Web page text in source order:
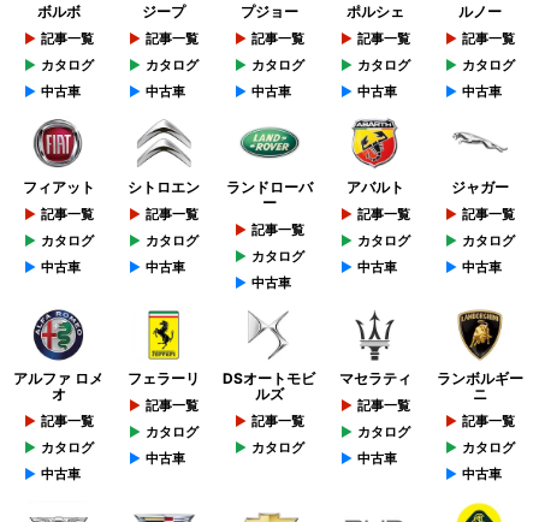
ボルボ
記事一覧
カタログ
中古車
ジープ
記事一覧
カタログ
中古車
プジョー
記事一覧
カタログ
中古車
ポルシェ
記事一覧
カタログ
中古車
ルノー
記事一覧
カタログ
中古車
フィアット
記事一覧
カタログ
中古車
シトロエン
記事一覧
カタログ
中古車
ランドローバ
ー
記事一覧
カタログ
中古車
アバルト
記事一覧
カタログ
中古車
ジャガー
記事一覧
カタログ
中古車
アルファ ロメ
オ
記事一覧
カタログ
中古車
フェラーリ
記事一覧
カタログ
中古車
DSオートモビ
ルズ
記事一覧
カタログ
マセラティ
記事一覧
カタログ
中古車
ランボルギー
ニ
記事一覧
カタログ
中古車